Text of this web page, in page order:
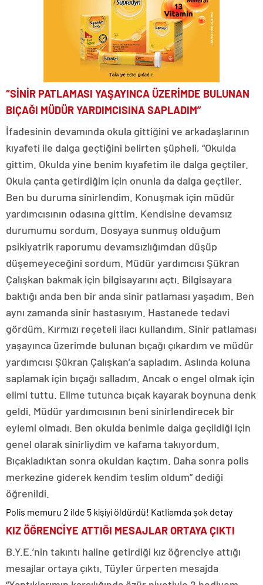
“SİNİR PATLAMASI YAŞAYINCA ÜZERİMDE BULUNAN
BIÇAĞI MÜDÜR YARDIMCISINA SAPLADIM”
İfadesinin devamında okula gittiğini ve arkadaşlarının
kıyafeti ile dalga geçtiğini belirten şüpheli, “Okulda
gittim. Okulda yine benim kıyafetim ile dalga geçtiler.
Okula çanta getirdiğim için onunla da dalga geçtiler.
Ben bu duruma sinirlendim. Konuşmak için müdür
yardımcısının odasına gittim. Kendisine devamsız
durumumu sordum. Dosyaya sunmuş olduğum
psikiyatrik raporumu devamsızlığımdan düşüp
düşemeyeceğini sordum. Müdür yardımcısı Şükran
Çalışkan bakmak için bilgisayarını açtı. Bilgisayara
baktığı anda ben bir anda sinir patlaması yaşadım. Ben
aynı zamanda sinir hastasıyım. Hastanede tedavi
gördüm. Kırmızı reçeteli ilacı kullandım. Sinir patlaması
yaşayınca üzerimde bulunan bıçağı çıkardım ve müdür
yardımcısı Şükran Çalışkan’a sapladım. Aslında koluna
saplamak için bıçağı salladım. Ancak o engel olmak için
elimi tuttu. Elime tutunca bıçak kayarak boynuna denk
geldi. Müdür yardımcısının beni sinirlendirecek bir
eylemi olmadı. Ben okulda benimle dalga geçildiği için
genel olarak sinirliydim ve kafama takıyordum.
Bıçakladıktan sonra okuldan kaçtım. Daha sonra polis
merkezine giderek kendim teslim oldum” dediği
öğrenildi.
Polis memuru 2 ilde 5 kişiyi öldürdü! Katliamda şok detay
KIZ ÖĞRENCİYE ATTIĞI MESAJLAR ORTAYA ÇIKTI
B.Y.E.’nin takıntı haline getirdiği kız öğrenciye attığı
mesajlar ortaya çıktı. Tüyler ürperten mesajda